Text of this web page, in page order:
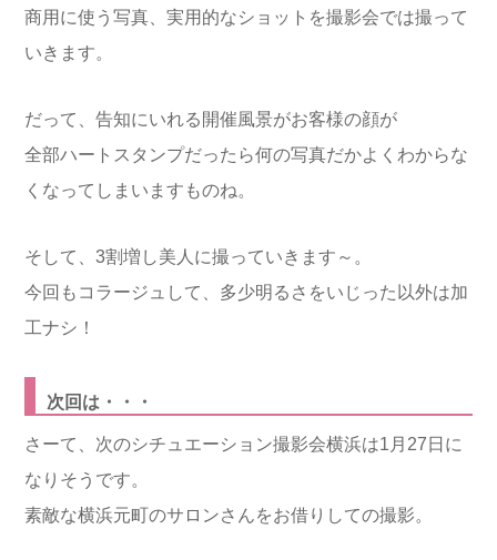
商用に使う写真、実用的なショットを撮影会では撮って
いきます。
だって、告知にいれる開催風景がお客様の顔が
全部ハートスタンプだったら何の写真だかよくわからな
くなってしまいますものね。
そして、3割増し美人に撮っていきます～。
今回もコラージュして、多少明るさをいじった以外は加
工ナシ！
次回は・・・
さーて、次のシチュエーション撮影会横浜は1月27日に
なりそうです。
素敵な横浜元町のサロンさんをお借りしての撮影。